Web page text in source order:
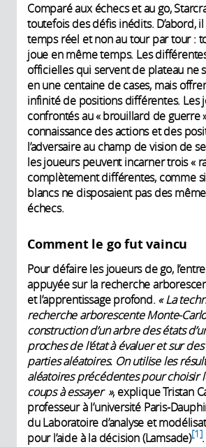
Comparé aux échecs et au go,
toutefois des défis inédits. D’abord,
temps réel et non au tour par tour :
joue en même temps. Les
officielles qui servent de plateau ne
en une centaine de cases, mais
infinité de positions différentes. Les
confrontés au « brouillard de guerre
connaissance des actions et des
l’adversaire au champ de vision de
les joueurs peuvent incarner trois «
complètement différentes, comme
blancs ne disposaient pas des
échecs.
Comment le go fut vaincu
Pour défaire les joueurs de go,
appuyée sur la recherche
et l’apprentissage profond. « La
recherche arborescente Monte-
construction d’un arbre des états
proches de l'état à évaluer et sur
parties aléatoires. On utilise les
aléatoires précédentes pour choisir
coups à essayer », explique Tristan
professeur à l’université Paris-
du Laboratoire d’analyse et
pour l’aide à la décision (Lamsade) 1 .